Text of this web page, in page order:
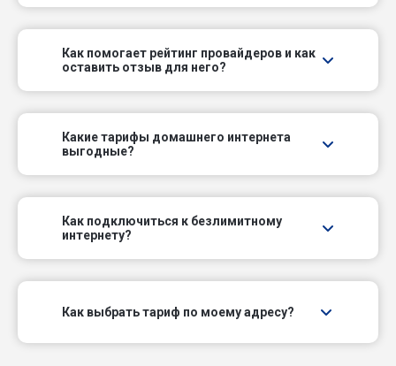
Железнодорожный проезд
Жилой проезд
Закатный пер
Как помогает рейтинг провайдеров и как
оставить отзыв для него?
Какие тарифы домашнего интернета
выгодные?
Как подключиться к безлимитному
интернету?
Как выбрать тариф по моему адресу?